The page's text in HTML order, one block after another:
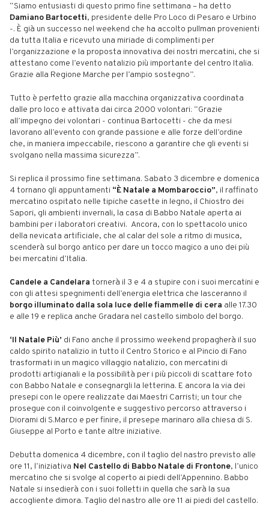
“Siamo entusiasti di questo primo fine settimana – ha detto
Damiano Bartocetti, presidente delle Pro Loco di Pesaro e Urbino
-. È già un successo nel weekend che ha accolto pullman provenienti
da tutta Italia e ricevuto una miriade di complimenti per
l’organizzazione e la proposta innovativa dei nostri mercatini, che si
attestano come l’evento natalizio più importante del centro Italia.
Grazie alla Regione Marche per l’ampio sostegno”.
Tutto è perfetto grazie alla macchina organizzativa coordinata
dalle pro loco e attivata dai circa 2000 volontari: “Grazie
all’impegno dei volontari - continua Bartocetti - che da mesi
lavorano all’evento con grande passione e alle forze dell’ordine
che, in maniera impeccabile, riescono a garantire che gli eventi si
svolgano nella massima sicurezza”.
Si replica il prossimo fine settimana. Sabato 3 dicembre e domenica
4 tornano gli appuntamenti “È Natale a Mombaroccio”, il raffinato
mercatino ospitato nelle tipiche casette in legno, il Chiostro dei
Sapori, gli ambienti invernali, la casa di Babbo Natale aperta ai
bambini per i laboratori creativi. Ancora, con lo spettacolo unico
della nevicata artificiale, che al calar del sole a ritmo di musica,
scenderà sul borgo antico per dare un tocco magico a uno dei più
bei mercatini d’Italia.
Candele a Candelara tornerà il 3 e 4 a stupire con i suoi mercatini e
con gli attesi spegnimenti dell’energia elettrica che lasceranno il
borgo illuminato dalla sola luce delle fiammelle di cera alle 17.30
e alle 19 e replica anche Gradara nel castello simbolo del borgo.
‘Il Natale Più’ di Fano anche il prossimo weekend propagherà il suo
caldo spirito natalizio in tutto il Centro Storico e al Pincio di Fano
trasformati in un magico villaggio natalizio, con mercatini di
prodotti artigianali e la possibilità per i più piccoli di scattare foto
con Babbo Natale e consegnargli la letterina. E ancora la via dei
presepi con le opere realizzate dai Maestri Carristi; un tour che
prosegue con il coinvolgente e suggestivo percorso attraverso i
Diorami di S.Marco e per finire, il presepe marinaro alla chiesa di S.
Giuseppe al Porto e tante altre iniziative.
Debutta domenica 4 dicembre, con il taglio del nastro previsto alle
ore 11, l’iniziativa Nel Castello di Babbo Natale di Frontone, l’unico
mercatino che si svolge al coperto ai piedi dell’Appennino. Babbo
Natale si insedierà con i suoi folletti in quella che sarà la sua
accogliente dimora. Taglio del nastro alle ore 11 ai piedi del castello.